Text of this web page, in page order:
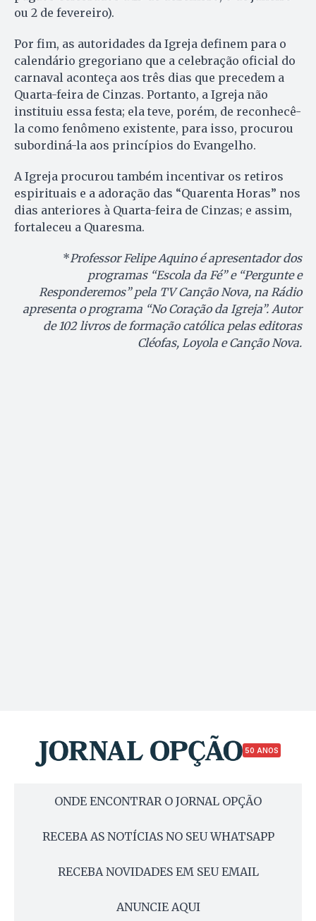
ou 2 de fevereiro).
Por fim, as autoridades da Igreja definem para o
calendário gregoriano que a celebração oficial do
carnaval aconteça aos três dias que precedem a
Quarta-feira de Cinzas. Portanto, a Igreja não
instituiu essa festa; ela teve, porém, de reconhecê-
la como fenômeno existente, para isso, procurou
subordiná-la aos princípios do Evangelho.
A Igreja procurou também incentivar os retiros
espirituais e a adoração das “Quarenta Horas” nos
dias anteriores à Quarta-feira de Cinzas; e assim,
fortaleceu a Quaresma.
*Professor Felipe Aquino é apresentador dos
programas “Escola da Fé” e “Pergunte e
Responderemos” pela TV Canção Nova, na Rádio
apresenta o programa “No Coração da Igreja”. Autor
de 102 livros de formação católica pelas editoras
Cléofas, Loyola e Canção Nova.
50 ANOS
ONDE ENCONTRAR O JORNAL OPÇÃO
RECEBA AS NOTÍCIAS NO SEU WHATSAPP
RECEBA NOVIDADES EM SEU EMAIL
ANUNCIE AQUI